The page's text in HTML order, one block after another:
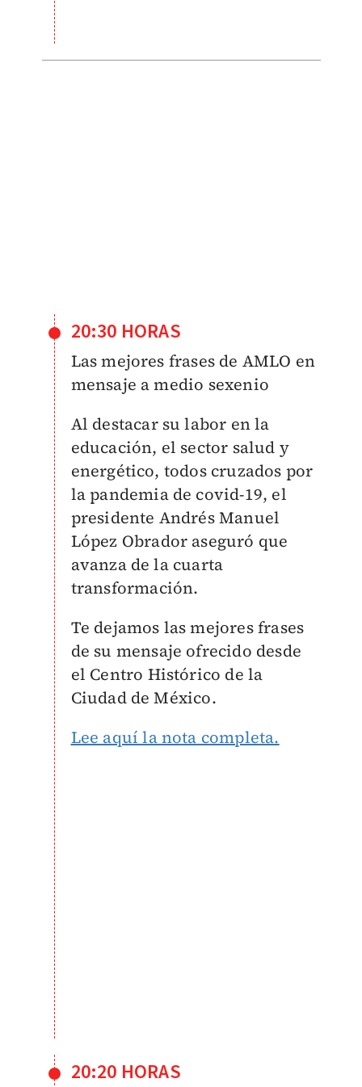
20:30 HORAS
Las mejores frases de AMLO en
mensaje a medio sexenio
Al destacar su labor en la
educación, el sector salud y
energético, todos cruzados por
la pandemia de covid-19, el
presidente Andrés Manuel
López Obrador aseguró que
avanza de la cuarta
transformación.
Te dejamos las mejores frases
de su mensaje ofrecido desde
el Centro Histórico de la
Ciudad de México.
Lee aquí la nota completa.
20:20 HORAS